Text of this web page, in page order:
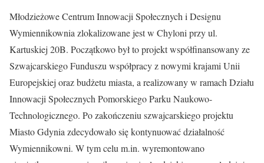
Młodzieżowe Centrum Innowacji Społecznych i Designu
Wymiennikownia zlokalizowane jest w Chyloni przy ul.
Kartuskiej 20B. Początkowo był to projekt współfinansowany ze
Szwajcarskiego Funduszu współpracy z nowymi krajami Unii
Europejskiej oraz budżetu miasta, a realizowany w ramach Działu
Innowacji Społecznych Pomorskiego Parku Naukowo-
Technologicznego. Po zakończeniu szwajcarskiego projektu
Miasto Gdynia zdecydowało się kontynuować działalność
Wymiennikowni. W tym celu m.in. wyremontowano